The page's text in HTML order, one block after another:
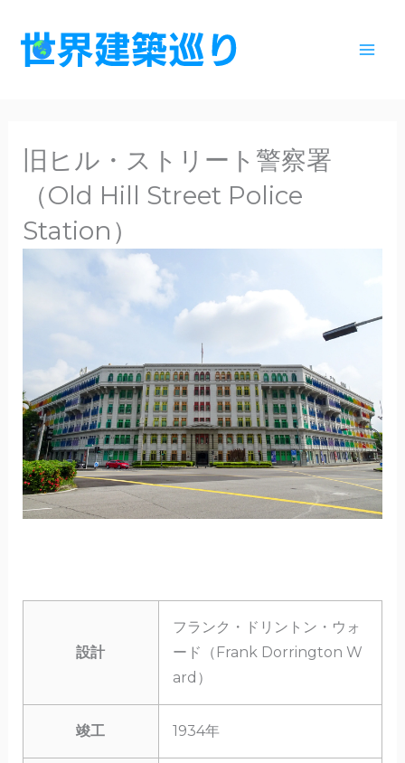
旧ヒル・ストリート警察署
（Old Hill Street Police
Station）
設計
フランク・ドリントン・ウォ
ード（Frank Dorrington W
ard）
竣工 1934年